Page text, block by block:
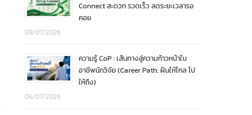
Connect สะดวก รวดเร็ว ลดระยะเวลารอ
คอย
09/07/2026
ความรู้ CoP : เส้นทางสู่ความก้าวหน้าใน
อาชีพนักวิจัย (Career Path: ฝันให้ไกล ไป
ให้ถึง)
06/07/2026